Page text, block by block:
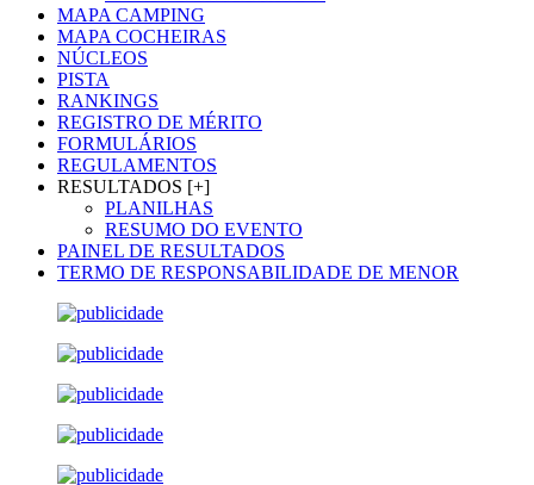
MAPA CAMPING
MAPA COCHEIRAS
NÚCLEOS
PISTA
RANKINGS
REGISTRO DE MÉRITO
FORMULÁRIOS
REGULAMENTOS
RESULTADOS [+]
PLANILHAS
RESUMO DO EVENTO
PAINEL DE RESULTADOS
TERMO DE RESPONSABILIDADE DE MENOR